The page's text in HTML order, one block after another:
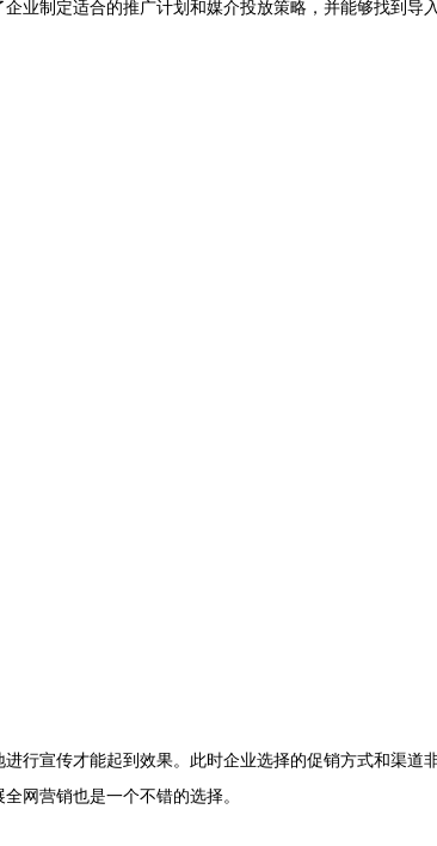
业制定适合的推广计划和媒介投放策略，并能够找到导
宣传才能起到效果。此时企业选择的促销方式和渠道
网营销也是一个不错的选择。